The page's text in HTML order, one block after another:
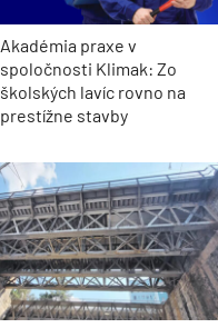
Akadémia praxe v
spoločnosti Klimak: Zo
školských lavíc rovno na
prestížne stavby